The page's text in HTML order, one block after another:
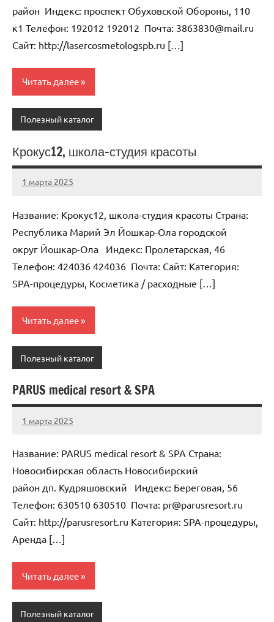
район Индекс: проспект Обуховской Обороны, 110
к1 Телефон: 192012 192012 Почта: 3863830@mail.ru
Cайт: http://lasercosmetologspb.ru […]
Читать далее
Полезный каталог
Крокус12, школа-студия красоты
1 марта 2025
Anisa
Нет
Название: Крокус12, школа-студия красоты Страна:
Республика Марий Эл Йошкар-Ола городской
округ Йошкар-Ола Индекс: Пролетарская, 46
Телефон: 424036 424036 Почта: Cайт: Категория:
SPA-процедуры, Косметика / расходные […]
Читать далее
Полезный каталог
PARUS medical resort & SPA
1 марта 2025
Anisa
Нет
Название: PARUS medical resort & SPA Страна:
Новосибирская область Новосибирский
район дп. Кудряшовский Индекс: Береговая, 56
Телефон: 630510 630510 Почта: pr@parusresort.ru
Cайт: http://parusresort.ru Категория: SPA-процедуры,
Аренда […]
Читать далее
Полезный каталог